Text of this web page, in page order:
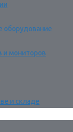
оборудование
и мониторов
и складе